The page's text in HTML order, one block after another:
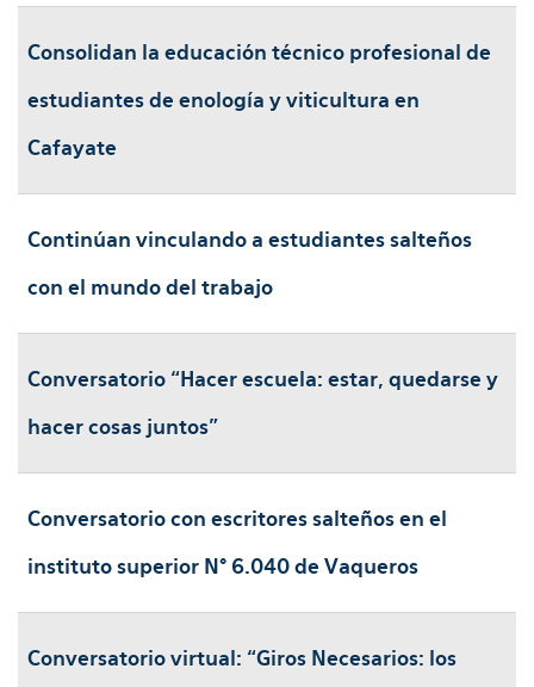
Consolidan la educación técnico profesional de
estudiantes de enología y viticultura en
Cafayate
Continúan vinculando a estudiantes salteños
con el mundo del trabajo
Conversatorio “Hacer escuela: estar, quedarse y
hacer cosas juntos”
Conversatorio con escritores salteños en el
instituto superior N° 6.040 de Vaqueros
Conversatorio virtual: “Giros Necesarios: los